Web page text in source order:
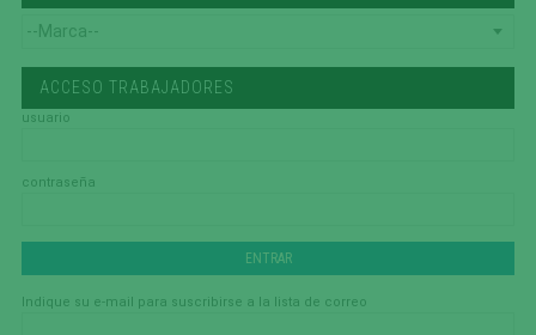
ACCESO TRABAJADORES
usuario
contraseña
Indique su e-mail para suscribirse a la lista de correo